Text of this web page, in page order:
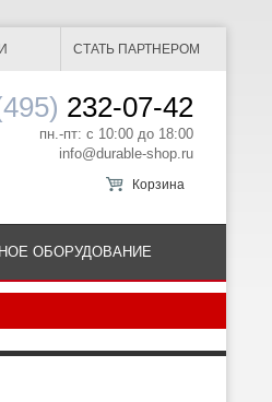
СТАТЬ ПАРТНЕРОМ
232-07-42
пн.-пт: с 10:00 до 18:00
info@durable-shop.ru
Корзина
ОБОРУДОВАНИЕ